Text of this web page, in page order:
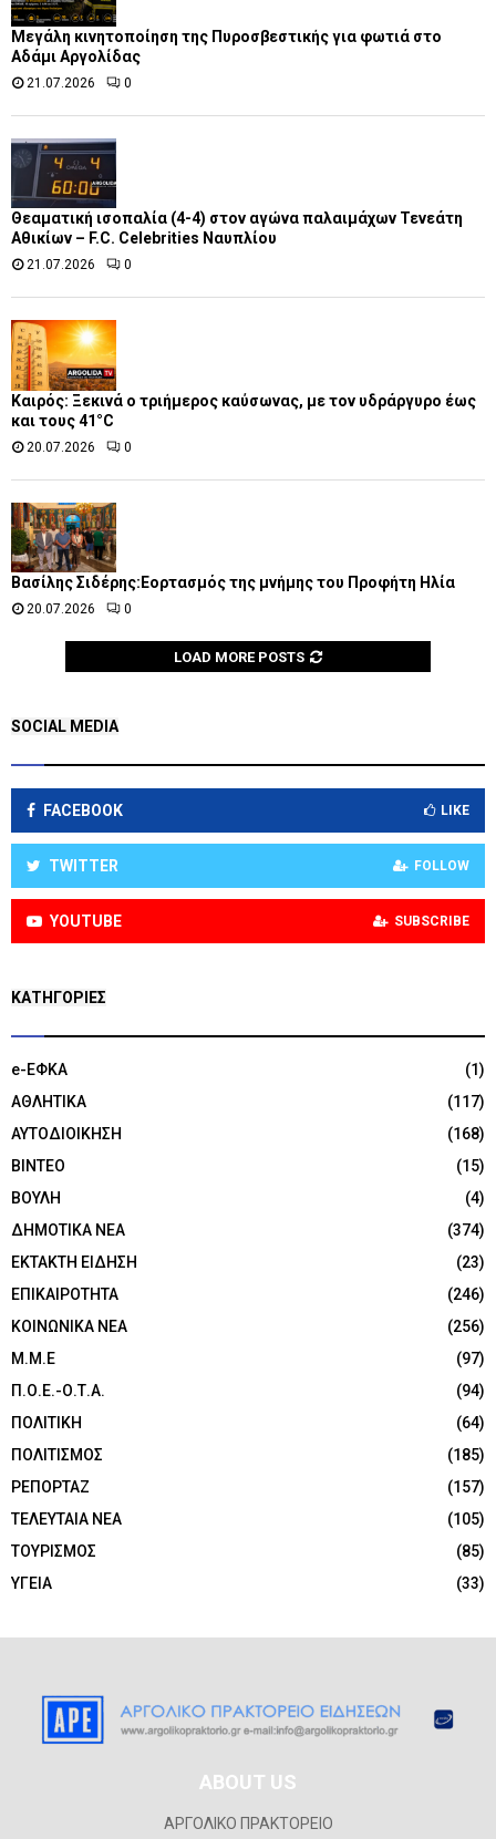
Μεγάλη κινητοποίηση της Πυροσβεστικής για φωτιά στο
Αδάμι Αργολίδας
21.07.2026 0
Θεαματική ισοπαλία (4-4) στον αγώνα παλαιμάχων Τενεάτη
Αθικίων – F.C. Celebrities Ναυπλίου
21.07.2026 0
Καιρός: Ξεκινά ο τριήμερος καύσωνας, με τον υδράργυρο έως
και τους 41°C
20.07.2026 0
Βασίλης Σιδέρης:Εορτασμός της μνήμης του Προφήτη Ηλία
20.07.2026 0
LOAD MORE POSTS
SOCIAL MEDIA
FACEBOOK LIKE
TWITTER FOLLOW
YOUTUBE SUBSCRIBE
KΑΤΗΓΟΡΊΕΣ
e-ΕΦΚΑ
(1)
ΑΘΛΗΤΙΚΑ
(117)
ΑΥΤΟΔΙΟΙΚΗΣΗ
(168)
ΒΙΝΤΕΟ
(15)
ΒΟΥΛΗ
(4)
ΔΗΜΟΤΙΚΑ ΝΕΑ
(374)
ΕΚΤΑΚΤΗ ΕΙΔΗΣΗ
(23)
ΕΠΙΚΑΙΡΟΤΗΤΑ
(246)
ΚΟΙΝΩΝΙΚΑ ΝΕΑ
(256)
Μ.Μ.Ε
(97)
Π.Ο.Ε.-Ο.Τ.Α.
(94)
ΠΟΛΙΤΙΚΗ
(64)
ΠΟΛΙΤΙΣΜΟΣ
(185)
ΡΕΠΟΡΤΑΖ
(157)
ΤΕΛΕΥΤΑΙΑ ΝΕΑ
(105)
ΤΟΥΡΙΣΜΟΣ
(85)
ΥΓΕΙΑ
(33)
ABOUT US
ΑΡΓΟΛΙΚΟ ΠΡΑΚΤΟΡΕΙΟ